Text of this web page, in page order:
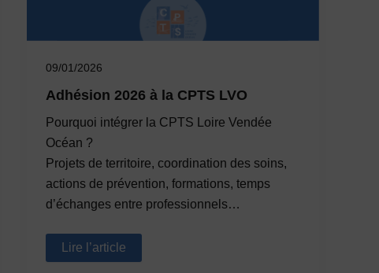
09/01/2026
Adhésion 2026 à la CPTS LVO
Pourquoi intégrer la CPTS Loire Vendée
Océan ?
Projets de territoire, coordination des soins,
actions de prévention, formations, temps
d’échanges entre professionnels…
Adhésion
2026
Lire l’article